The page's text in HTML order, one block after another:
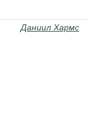
Даниил Хармс